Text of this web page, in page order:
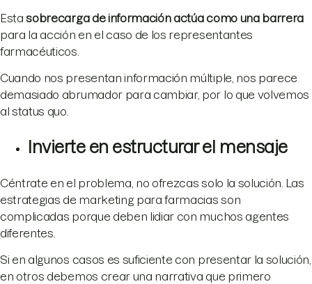
Estasobrecarga de información actúa como una barrera
para la acción en el caso de los representantes
farmacéuticos.
Cuando nos presentan información múltiple, nos parece
demasiado abrumador para cambiar, por lo que volvemos
al status quo.
Invierte en estructurar el mensaje
Céntrate en el problema, no ofrezcas solo la solución. Las
estrategias de marketing para farmacias son
complicadas porque deben lidiar con muchos agentes
diferentes.
Si en algunos casos es suficiente con presentar la solución,
en otros debemos crear una narrativa que primero